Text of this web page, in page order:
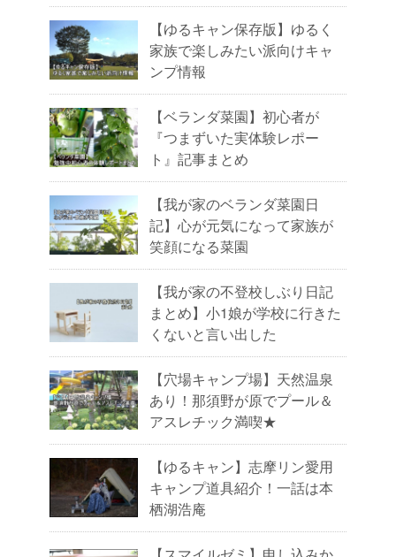
【ゆるキャン保存版】ゆるく
家族で楽しみたい派向けキャ
ンプ情報
【ベランダ菜園】初心者が
『つまずいた実体験レポー
ト』記事まとめ
【我が家のベランダ菜園日
記】心が元気になって家族が
笑顔になる菜園
【我が家の不登校しぶり日記
まとめ】小1娘が学校に行きた
くないと言い出した
【穴場キャンプ場】天然温泉
あり！那須野が原でプール＆
アスレチック満喫★
【ゆるキャン】志摩リン愛用
キャンプ道具紹介！一話は本
栖湖浩庵